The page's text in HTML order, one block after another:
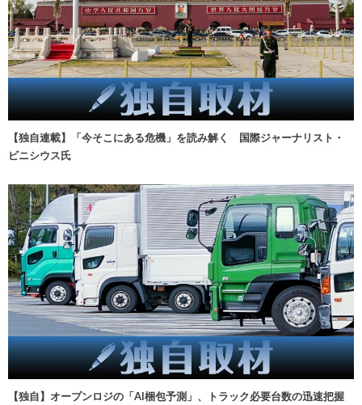
【独自連載】「今そこにある危機」を読み解く 国際ジャーナリスト・
ビニシウス氏
【独自】オープンロジの「AI梱包予測」、トラック必要台数の迅速把握